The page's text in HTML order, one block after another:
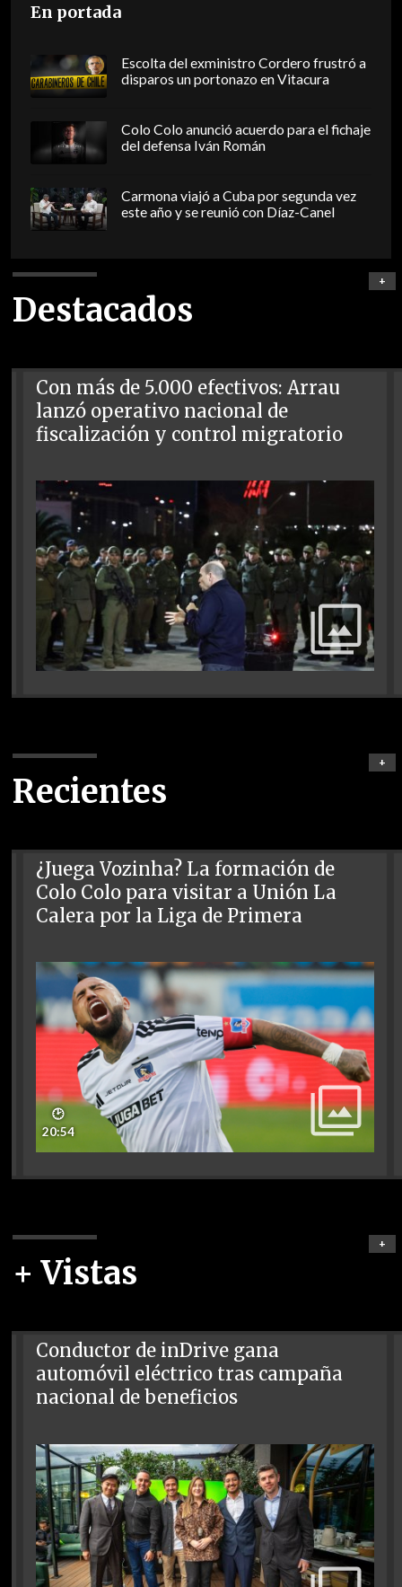
En portada
Escolta del exministro Cordero frustró a
disparos un portonazo en Vitacura
Colo Colo anunció acuerdo para el fichaje
del defensa Iván Román
Carmona viajó a Cuba por segunda vez
este año y se reunió con Díaz-Canel
Destacados
+
Con más de 5.000 efectivos: Arrau
lanzó operativo nacional de
fiscalización y control migratorio
Recientes
+
¿Juega Vozinha? La formación de
Colo Colo para visitar a Unión La
Calera por la Liga de Primera
🕑
20:54
+ Vistas
+
Conductor de inDrive gana
automóvil eléctrico tras campaña
nacional de beneficios